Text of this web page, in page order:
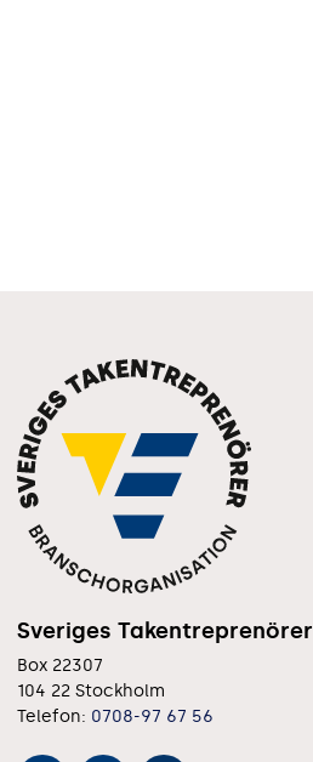
Sveriges Takentreprenörer
Box 22307
104 22 Stockholm
Telefon: 0708-97 67 56